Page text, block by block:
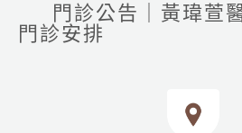
門診公告｜黃瑋萱
門診安排